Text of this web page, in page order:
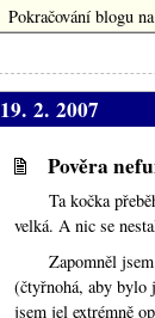
Pokračování blogu
19. 2. 2007
Pověra
Ta kočka
velká. A nic se
Zapomněl
(čtyřnohá, aby bylo
jsem jel extrémně